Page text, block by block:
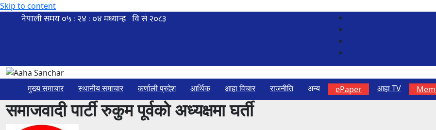
Skip to content
मुख्य समाचार स्थानीय समाचार कर्णाली प्रदेश आर्थिक आहा विचार राजनीति अन्य ePaper आहा TV
समाजवादी पार्टी रुकुम पूर्वको अध्यक्षमा घर्ती